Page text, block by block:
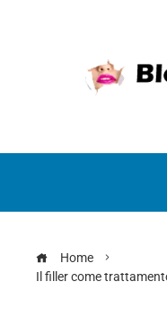
Home
Il filler come